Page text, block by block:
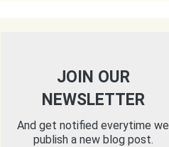
JOIN OUR
NEWSLETTER
And get notified everytime we
publish a new blog post.